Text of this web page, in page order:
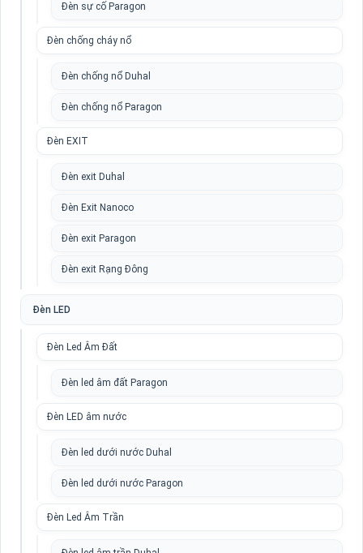
Đèn sự cố Paragon
Đèn chống cháy nổ
Đèn chống nổ Duhal
Đèn chống nổ Paragon
Đèn EXIT
Đèn exit Duhal
Đèn Exit Nanoco
Đèn exit Paragon
Đèn exit Rạng Đông
Đèn LED
Đèn Led Âm Đất
Đèn led âm đất Paragon
Đèn LED âm nước
Đèn led dưới nước Duhal
Đèn led dưới nước Paragon
Đèn Led Âm Trần